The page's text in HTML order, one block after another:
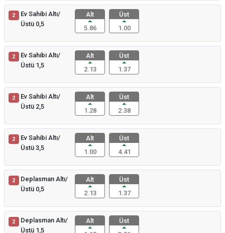
2
Ev Sahibi Altı/
Üstü 0,5
Alt
5.86
Üst
1.00
2
Ev Sahibi Altı/
Üstü 1,5
Alt
2.13
Üst
1.37
2
Ev Sahibi Altı/
Üstü 2,5
Alt
1.28
Üst
2.38
2
Ev Sahibi Altı/
Üstü 3,5
Alt
1.00
Üst
4.41
2
Deplasman Altı/
Üstü 0,5
Alt
2.13
Üst
1.37
2
Deplasman Altı/
Üstü 1,5
Alt
Üst